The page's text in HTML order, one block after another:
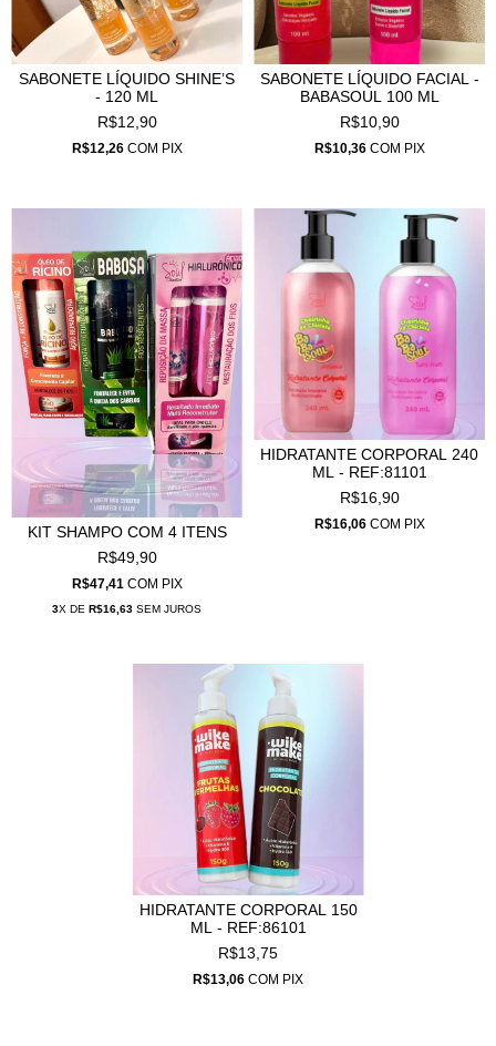
SABONETE LÍQUIDO SHINE’S
- 120 ML
R$12,90
R$12,26 COM PIX
SABONETE LÍQUIDO FACIAL -
BABASOUL 100 ML
R$10,90
R$10,36 COM PIX
KIT SHAMPO COM 4 ITENS
R$49,90
R$47,41 COM PIX
3X DE R$16,63 SEM JUROS
HIDRATANTE CORPORAL 240
ML - REF:81101
R$16,90
R$16,06 COM PIX
HIDRATANTE CORPORAL 150
ML - REF:86101
R$13,75
R$13,06 COM PIX